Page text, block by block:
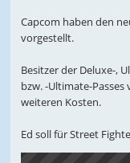
Capcom haben den
vorgestellt.
Besitzer der Deluxe-,
bzw. -Ultimate-
weiteren Kosten.
Ed soll für Street